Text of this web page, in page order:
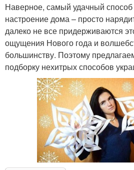
Наверное, самый удачный способ
настроение дома – просто
далеко не все придерживаются
ощущения Нового года и
большинству. Поэтому
подборку нехитрых способов